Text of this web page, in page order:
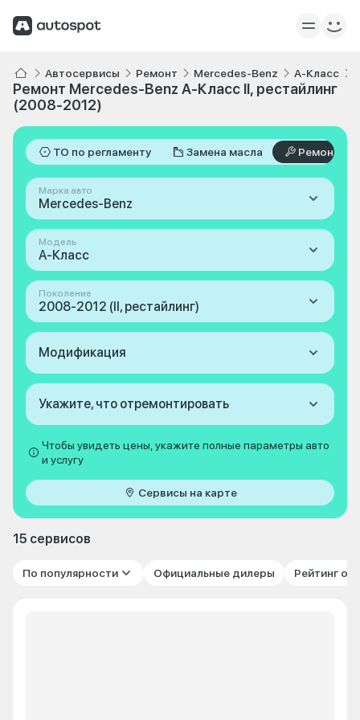
Автосервисы Ремонт Mercedes-Benz A-Класс
Ремонт Mercedes-Benz A-Класс II, рестайлинг
(2008-2012)
ТО по регламенту Замена масла Ремонт
Марка авто
Mercedes-Benz
Модель
A-Класс
Поколение
2008-2012 (II, рестайлинг)
Модификация
Укажите, что отремонтировать
Чтобы увидеть цены, укажите полные параметры авто
и услугу
Сервисы на карте
15 сервисов
По популярности Официальные дилеры Рейтинг